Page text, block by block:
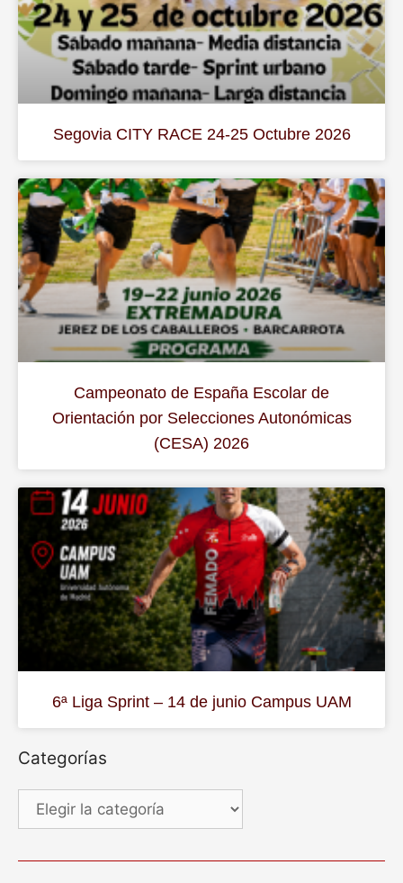
Segovia CITY RACE 24-25 Octubre 2026
Campeonato de España Escolar de
Orientación por Selecciones Autonómicas
(CESA) 2026
6ª Liga Sprint – 14 de junio Campus UAM
Categorías